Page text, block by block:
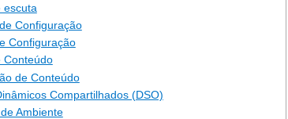
escuta
Configuração
Configuração
Conteúdo
de Conteúdo
Compartilhados (DSO)
Ambiente